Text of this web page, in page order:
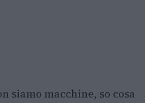
siamo macchine, so cosa